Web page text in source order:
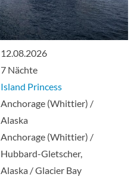
12.08.2026
7 Nächte
Island Princess
Anchorage (Whittier) /
Alaska
Anchorage (Whittier) /
Hubbard-Gletscher,
Alaska / Glacier Bay